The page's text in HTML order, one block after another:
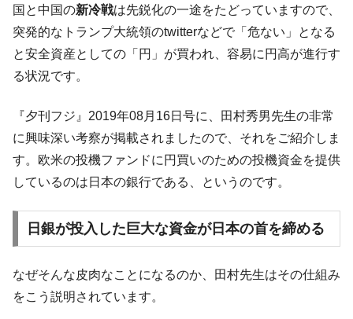
『Money1』
韓国･警察職員が「丸刈りになって抗議活
動」
『Money1』
中国だけが鉄鋼輸出を異常増加させる ⇒ 中
国の過剰生産が世界を蝕む。
種は全般的「不調」⇒ PSIが示す現況は決して良くない。
【米韓激突案件】韓国消費者院が『クーパ
ン』1人当たり賠償10万ウォンを認定 ⇒ 総額3兆7,000億
『Money1』 韓国で猛暑。南東部では干ばつ
『Money1』
韓国型イージス搭載の次世代駆逐艦
「KDDX」1番艦、2032年竣工と公示
に韓国がいっちょがみしたのでは。
『Money1』
韓国政府『BYD』車への補助金を全廃 ⇒ 実
国と中国の新冷戦は先鋭化の一途をたどっていますので、
突発的なトランプ大統領のtwitterなどで「危ない」となる
と安全資産としての「円」が買われ、容易に円高が進行す
る状況です。
『夕刊フジ』2019年08月16日号に、田村秀男先生の非常
に興味深い考察が掲載されましたので、それをご紹介しま
す。欧米の投機ファンドに円買いのための投機資金を提供
しているのは日本の銀行である、というのです。
日銀が投入した巨大な資金が日本の首を締める
なぜそんな皮肉なことになるのか、田村先生はその仕組み
をこう説明されています。